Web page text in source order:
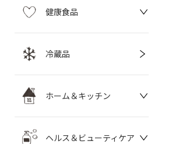
健康食品
冷蔵品
ホーム＆キッチン
ヘルス＆ビューティケア